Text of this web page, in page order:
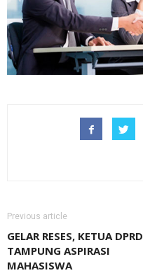
Previous article
GELAR RESES, KETUA DPRD
TAMPUNG ASPIRASI
MAHASISWA